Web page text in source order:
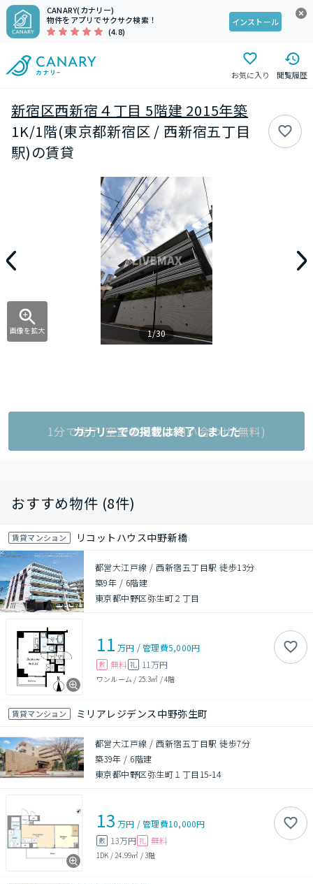
CANARY(カナリー)
物件をアプリでサクサク検索！
(4.8)
インストール
お気に入り 閲覧履歴
新宿区西新宿４丁目 5階建 2015年築
1K/1階(東京都新宿区 / 西新宿五丁目
駅)の賃貸
画像を拡大 1/30
1分で完了!空室状況をお問い合わせ(無料)
カナリーでの掲載は終了しました
おすすめ物件 (8件)
賃貸マンション リコットハウス中野新橋
都営大江戸線 / 西新宿五丁目駅 徒歩13分
築9年 / 6階建
東京都中野区弥生町２丁目
11 万円 /管理費5,000円
敷 無料 礼 11万円
ワンルーム / 25.3㎡ /4階
賃貸マンション ミリアレジデンス中野弥生町
都営大江戸線 / 西新宿五丁目駅 徒歩7分
築39年 / 6階建
東京都中野区弥生町１丁目15-14
13 万円 /管理費10,000円
敷 13万円 礼 無料
1DK / 24.99㎡ /3階